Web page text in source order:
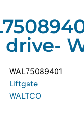
drive-
WAL75089401
Liftgate
WALTCO